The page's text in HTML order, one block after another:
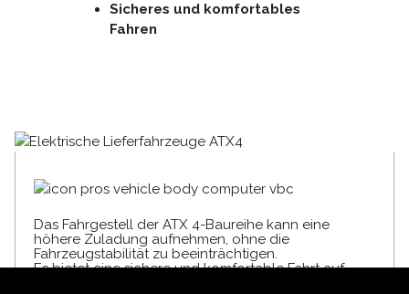
Sicheres und komfortables
Fahren
Das Fahrgestell der ATX 4-Baureihe kann eine
höhere Zuladung aufnehmen, ohne die
Fahrzeugstabilität zu beeinträchtigen.
Es bietet eine sichere und komfortable Fahrt auf